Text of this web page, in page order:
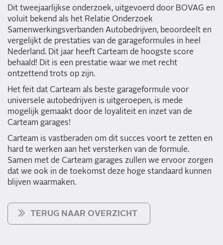
Dit tweejaarlijkse onderzoek, uitgevoerd door BOVAG en
voluit bekend als het Relatie Onderzoek
Samenwerkingsverbanden Autobedrijven, beoordeelt en
vergelijkt de prestaties van de garageformules in heel
Nederland. Dit jaar heeft Carteam de hoogste score
behaald! Dit is een prestatie waar we met recht
ontzettend trots op zijn.
Het feit dat Carteam als beste garageformule voor
universele autobedrijven is uitgeroepen, is mede
mogelijk gemaakt door de loyaliteit en inzet van de
Carteam garages!
Carteam is vastberaden om dit succes voort te zetten en
hard te werken aan het versterken van de formule.
Samen met de Carteam garages zullen we ervoor zorgen
dat we ook in de toekomst deze hoge standaard kunnen
blijven waarmaken.
TERUG NAAR OVERZICHT